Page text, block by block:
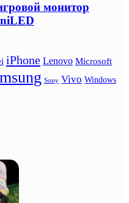
монитор
iPhone Lenovo Microsoft
Sony Vivo Windows